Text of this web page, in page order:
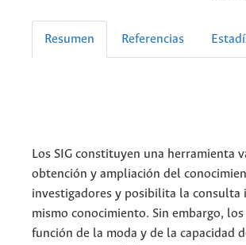
Resumen Referencias
Los SIG constituyen una herramienta
obtención y ampliación del
investigadores y posibilita la consulta
mismo conocimiento. Sin embargo,
función de la moda y de la capacidad